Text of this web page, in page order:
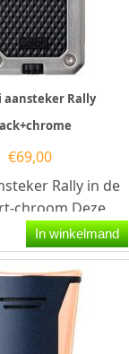
aansteker Rally
€69,00
Rally in de
chroom.Deze
heeft een...
In winkelmand